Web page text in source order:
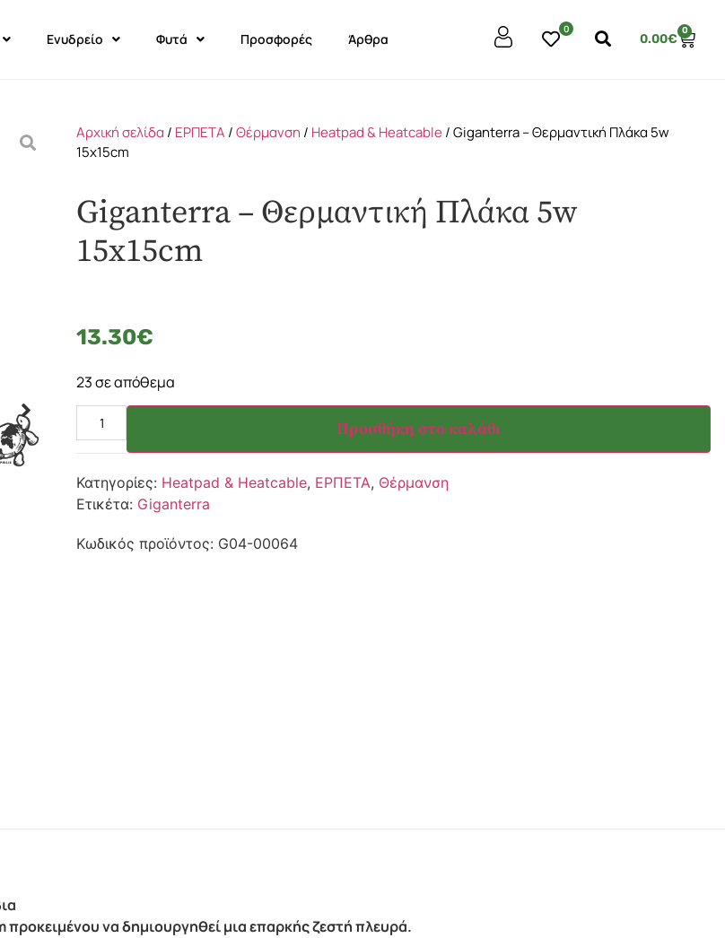
Ενυδρείο Φυτά Προσφορές Άρθρα
0
0.00€
0
Αρχική σελίδα / ΕΡΠΕΤΑ /Θέρμανση / Heatpad & Heatcable / Giganterra – Θερμαντική Πλάκα 5w
15x15cm
Giganterra – Θερμαντική Πλάκα 5w
15x15cm
13.30€
23 σε απόθεμα
Προσθήκη στο καλάθι
Κατηγορίες: Heatpad & Heatcable, ΕΡΠΕΤΑ, Θέρμανση
Ετικέτα: Giganterra
Κωδικός προϊόντος: G04-00064
να δημιουργηθεί μια επαρκής ζεστή πλευρά.